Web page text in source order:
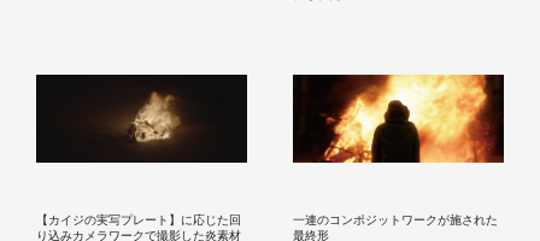
【カイジの実写プレート】に応じた回
り込みカメラワークで撮影した炎素材
一連のコンポジットワークが施された
最終形